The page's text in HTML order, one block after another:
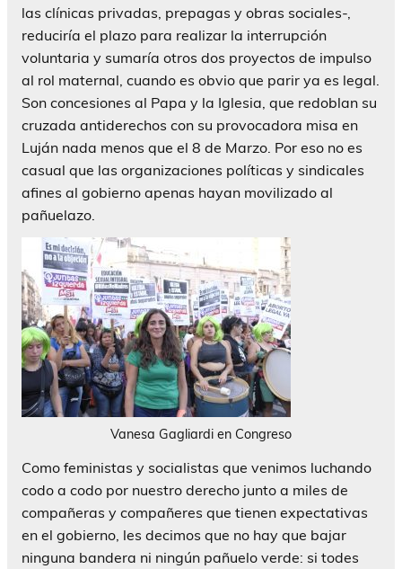
las clínicas privadas, prepagas y obras sociales-,
reduciría el plazo para realizar la interrupción
voluntaria y sumaría otros dos proyectos de impulso
al rol maternal, cuando es obvio que parir ya es legal.
Son concesiones al Papa y la Iglesia, que redoblan su
cruzada antiderechos con su provocadora misa en
Luján nada menos que el 8 de Marzo. Por eso no es
casual que las organizaciones políticas y sindicales
afines al gobierno apenas hayan movilizado al
pañuelazo.
Vanesa Gagliardi en Congreso
Como feministas y socialistas que venimos luchando
codo a codo por nuestro derecho junto a miles de
compañeras y compañeres que tienen expectativas
en el gobierno, les decimos que no hay que bajar
ninguna bandera ni ningún pañuelo verde: si todes